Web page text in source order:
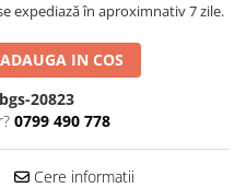
expediază în aproximnativ 7 zile.
ADAUGA IN COS
bgs-20823
0799 490 778
Cere informatii